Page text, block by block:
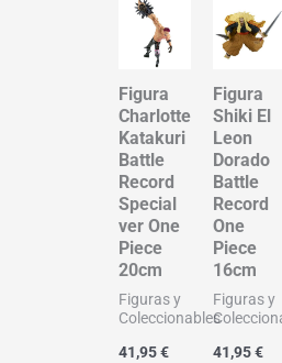
Figura
Charlotte
Katakuri
Battle
Record
Special
ver One
Piece
20cm
Figuras y
Coleccionables
41,95€
Figura
Shiki El
Leon
Dorado
Battle
Record
One
Piece
16cm
Figuras y
41,95€